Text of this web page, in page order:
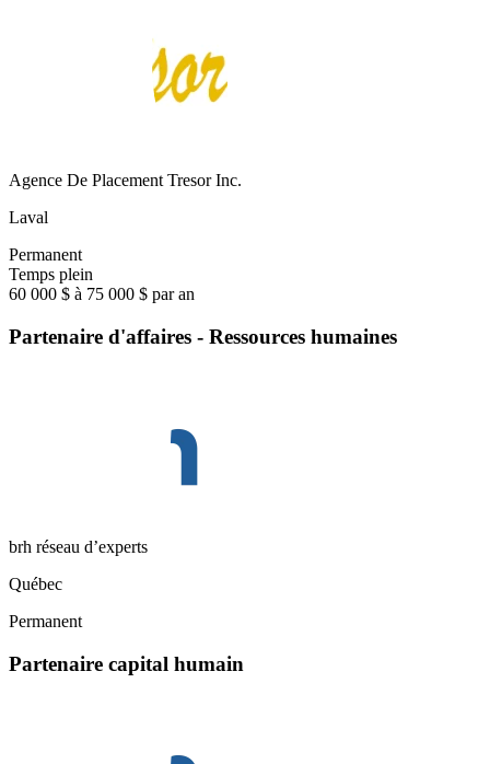
Agence De Placement Tresor Inc.
Laval
Permanent
Temps plein
60 000 $ à 75 000 $ par an
Partenaire d'affaires - Ressources humaines
brh réseau d’experts
Québec
Permanent
Partenaire capital humain